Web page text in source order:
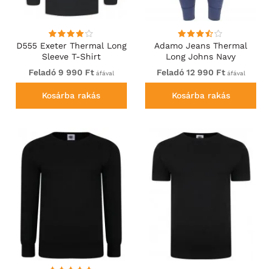
D555 Exeter Thermal Long
Sleeve T-Shirt
Feladó 9 990 Ftáfával
Kosárba rakás
Adamo Jeans Thermal
Long Johns Navy
Feladó 12 990 Ftáfával
Kosárba rakás